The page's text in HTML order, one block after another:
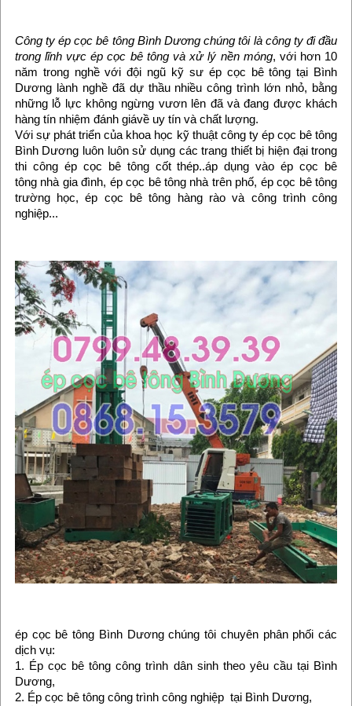
Công ty ép cọc bê tông Bình Dương chúng tôi là công ty đi đầu
trong lĩnh vực ép cọc bê tông và xử lý nền móng, với hơn 10
năm trong nghề với đội ngũ kỹ sư ép cọc bê tông tại Bình
Dương lành nghề đã dự thầu nhiều công trình lớn nhỏ, bằng
những lỗ lực không ngừng vươn lên đã và đang được khách
hàng tín nhiệm đánh giávề uy tín và chất lượng.
Với sự phát triển của khoa học kỹ thuật công ty ép cọc bê tông
Bình Dương luôn luôn sử dụng các trang thiết bị hiện đại trong
thi công ép cọc bê tông cốt thép..áp dụng vào ép cọc bê
tông nhà gia đình, ép cọc bê tông nhà trên phố, ép cọc bê tông
trường học, ép cọc bê tông hàng rào và công trình công
nghiệp...
ép cọc bê tông Bình Dương chúng tôi chuyên phân phối các
dịch vụ:
1. Ép cọc bê tông công trình dân sinh theo yêu cầu tại Bình
Dương,
2. Ép cọc bê tông công trình công nghiệp tại Bình Dương,